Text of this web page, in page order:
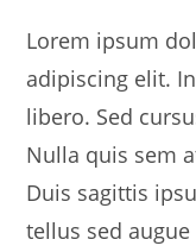
Lorem ipsum
adipiscing elit.
libero. Sed
Nulla quis sem
Duis sagittis
tellus sed